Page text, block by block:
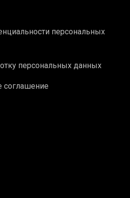
персональных
персональных данных
соглашение